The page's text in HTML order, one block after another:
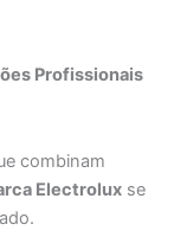
Profissionais
combinam
Electrolux se